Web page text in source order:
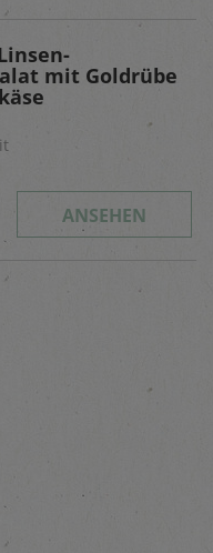
mit Goldrübe
ANSEHEN